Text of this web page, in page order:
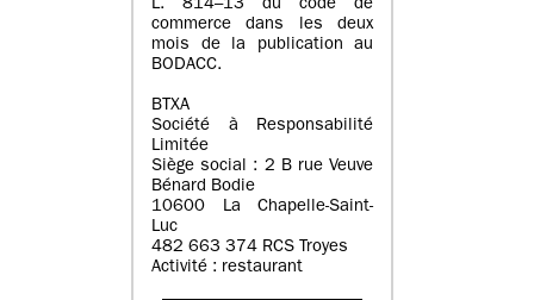
L. 814–13 du code de
commerce dans les deux
mois de la publication au
BODACC.
BTXA
Société à Responsabilité
Limitée
Siège social : 2 B rue Veuve
Bénard Bodie
10600 La Chapelle-Saint-
Luc
482 663 374 RCS Troyes
Activité : restaurant